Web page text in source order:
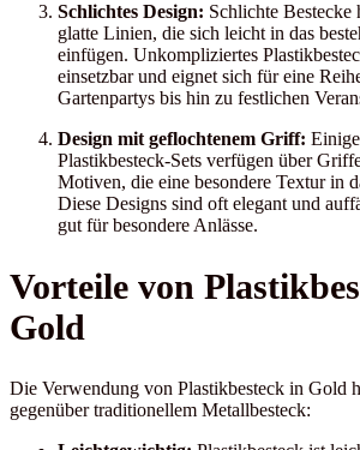
Schlichtes Design: Schlichte Bestecke
glatte Linien, die sich leicht in das
einfügen. Unkompliziertes
einsetzbar und eignet sich für eine
Gartenpartys bis hin zu festlichen
Design mit geflochtenem Griff:
Plastikbesteck-Sets verfügen über
Motiven, die eine besondere Textur in
Diese Designs sind oft elegant und
gut für besondere Anlässe.
Vorteile von
Gold
Die Verwendung von Plastikbesteck in Gold
gegenüber traditionellem Metallbesteck: